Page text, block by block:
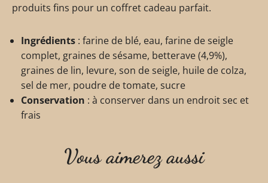
produits fins pour un coffret cadeau parfait.
Ingrédients : farine de blé, eau, farine de seigle
complet, graines de sésame, betterave (4,9%),
graines de lin, levure, son de seigle, huile de colza,
sel de mer, poudre de tomate, sucre
Conservation : à conserver dans un endroit sec et
frais
Vous aimerez aussi